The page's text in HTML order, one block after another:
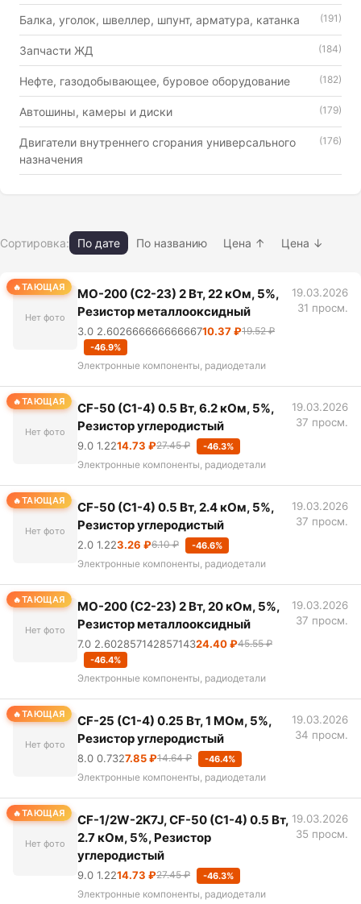
Балка, уголок, швеллер, шпунт, арматура, катанка (191)
Запчасти ЖД (184)
Нефте, газодобывающее, буровое оборудование (182)
Автошины, камеры и диски (179)
Двигатели внутреннего сгорания универсального
назначения
(176)
Сортировка: По дате По названию Цена ↑ Цена ↓
ТАЮЩАЯ
Нет фото
MO-200 (С2-23) 2 Вт, 22 кОм, 5%,
Резистор металлооксидный
3.0 2.60266666666666710.37 ₽19.52 ₽
-46.9%
Электронные компоненты, радиодетали
19.03.2026
31 просм.
ТАЮЩАЯ
Нет фото
CF-50 (С1-4) 0.5 Вт, 6.2 кОм, 5%,
Резистор углеродистый
9.0 1.2214.73 ₽27.45 ₽ -46.3%
Электронные компоненты, радиодетали
19.03.2026
37 просм.
ТАЮЩАЯ
Нет фото
CF-50 (С1-4) 0.5 Вт, 2.4 кОм, 5%,
Резистор углеродистый
2.0 1.223.26 ₽6.10 ₽ -46.6%
Электронные компоненты, радиодетали
19.03.2026
37 просм.
ТАЮЩАЯ
Нет фото
MO-200 (С2-23) 2 Вт, 20 кОм, 5%,
Резистор металлооксидный
7.0 2.60285714285714324.40 ₽45.55 ₽
-46.4%
Электронные компоненты, радиодетали
19.03.2026
37 просм.
ТАЮЩАЯ
Нет фото
CF-25 (С1-4) 0.25 Вт, 1 МОм, 5%,
Резистор углеродистый
8.0 0.7327.85 ₽14.64 ₽ -46.4%
Электронные компоненты, радиодетали
19.03.2026
34 просм.
ТАЮЩАЯ
Нет фото
CF-1/2W-2K7J, CF-50 (С1-4) 0.5 Вт,
2.7 кОм, 5%, Резистор
углеродистый
9.0 1.2214.73 ₽27.45 ₽ -46.3%
Электронные компоненты, радиодетали
19.03.2026
35 просм.